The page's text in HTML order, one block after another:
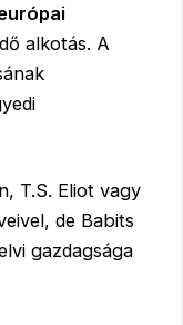
alkotás. A
T.S. Eliot vagy
de Babits
gazdagsága